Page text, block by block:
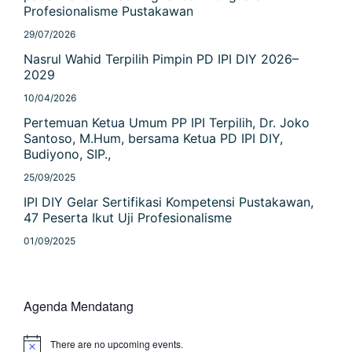
Profesionalisme Pustakawan
29/07/2026
Nasrul Wahid Terpilih Pimpin PD IPI DIY 2026–
2029
10/04/2026
Pertemuan Ketua Umum PP IPI Terpilih, Dr. Joko
Santoso, M.Hum, bersama Ketua PD IPI DIY,
Budiyono, SIP.,
25/09/2025
IPI DIY Gelar Sertifikasi Kompetensi Pustakawan,
47 Peserta Ikut Uji Profesionalisme
01/09/2025
Agenda Mendatang
There are no upcoming events.